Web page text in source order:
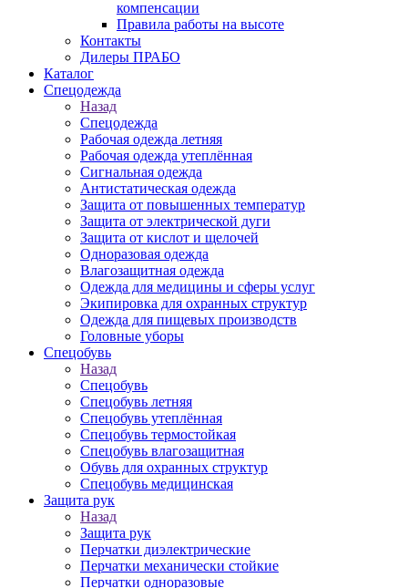
компенсации
Правила работы на высоте
Контакты
Дилеры ПРАБО
Каталог
Спецодежда
Назад
Спецодежда
Рабочая одежда летняя
Рабочая одежда утеплённая
Сигнальная одежда
Антистатическая одежда
Защита от повышенных температур
Защита от электрической дуги
Защита от кислот и щелочей
Одноразовая одежда
Влагозащитная одежда
Одежда для медицины и сферы услуг
Экипировка для охранных структур
Одежда для пищевых производств
Головные уборы
Спецобувь
Назад
Спецобувь
Спецобувь летняя
Спецобувь утеплённая
Спецобувь термостойкая
Спецобувь влагозащитная
Обувь для охранных структур
Спецобувь медицинская
Защита рук
Назад
Защита рук
Перчатки диэлектрические
Перчатки механически стойкие
Перчатки одноразовые